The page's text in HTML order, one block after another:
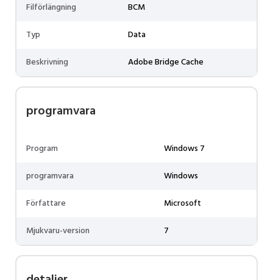
Filförlängning
BCM
Typ
Data
Beskrivning
Adobe Bridge Cache
programvara
Program
Windows 7
programvara
Windows
Författare
Microsoft
Mjukvaru-version
7